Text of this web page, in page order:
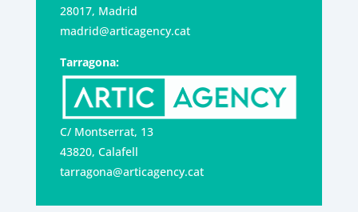
28017, Madrid
madrid@articagency.cat
Tarragona:
C/ Montserrat, 13
43820, Calafell
tarragona@articagency.cat